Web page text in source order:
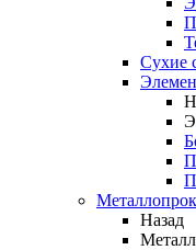
Сухие
Назад